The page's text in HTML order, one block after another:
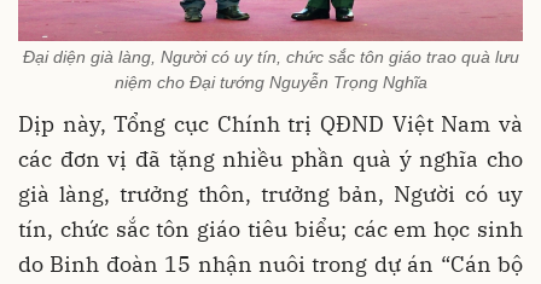
Đại diện già làng, Người có uy tín, chức sắc tôn giáo trao quà lưu
niệm cho Đại tướng Nguyễn Trọng Nghĩa
Dịp này, Tổng cục Chính trị QĐND Việt Nam và
các đơn vị đã tặng nhiều phần quà ý nghĩa cho
già làng, trưởng thôn, trưởng bản, Người có uy
tín, chức sắc tôn giáo tiêu biểu; các em học sinh
do Binh đoàn 15 nhận nuôi trong dự án “Cán bộ